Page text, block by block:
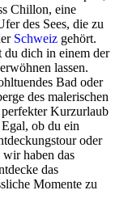
Chillon, eine
des Sees, die zu
Schweiz gehört.
du dich in einem der
lassen.
Bad oder
des malerischen
Kurzurlaub
ob du ein
oder
wir haben das
das
Momente zu